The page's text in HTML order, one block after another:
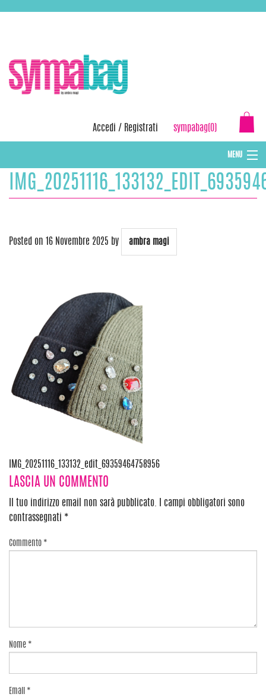
Accedi / Registrati sympabag(0)
MENU
CAPPELLI INVERNALI DONNA
Posted on 16 Novembre 2025 by ambra magi
Navigazione
articoli
IMG_20251116_133132_edit_69359464758956
LASCIA UN COMMENTO
Il tuo indirizzo email non sarà pubblicato.
I campi obbligatori sono
contrassegnati *
Commento *
Nome *
Email *